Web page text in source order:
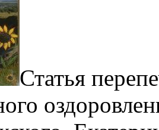
Статья